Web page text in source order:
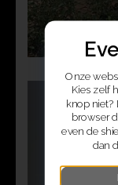
Onze
Kies zelf
knop niet?
browser
even de
dan